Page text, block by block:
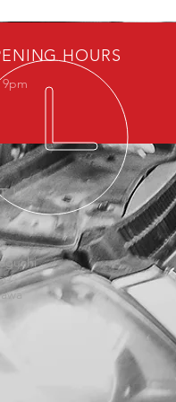
HOURS
9pm
US